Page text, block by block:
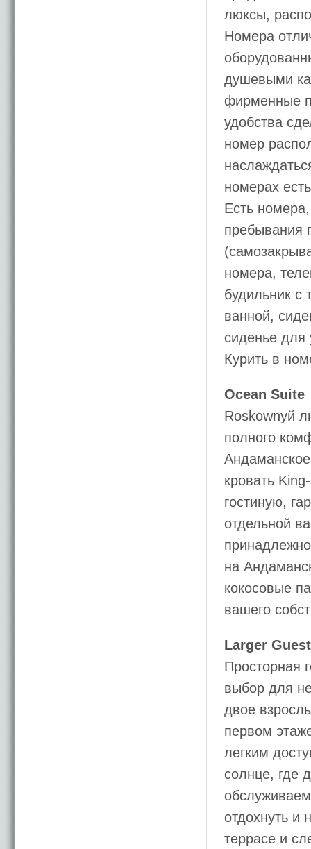
люксы,
Номера
душевыми
фирменные
удобства
номер
номерах
Есть
пребывания
номера,
будильник с
ванной,
сиденье для
Курить в
Ocean Suite
Roskownyй
полного
кровать
гостиную,
отдельной
на
кокосовые
вашего
Larger
Просторная
выбор для
двое
первом
легким
солнце, где
отдохнуть и
террасе и